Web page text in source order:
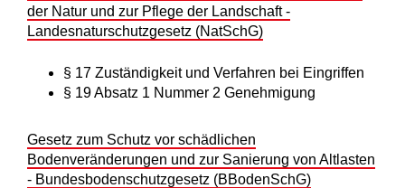
der Natur und zur Pflege der Landschaft -
Landesnaturschutzgesetz (NatSchG)
§ 17 Zuständigkeit und Verfahren bei Eingriffen
§ 19 Absatz 1 Nummer 2 Genehmigung
Gesetz zum Schutz vor schädlichen
Bodenveränderungen und zur Sanierung von Altlasten
- Bundesbodenschutzgesetz (BBodenSchG)